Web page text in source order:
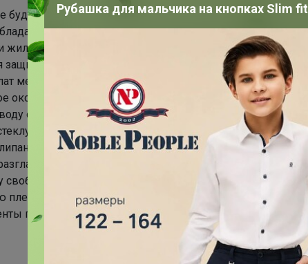
будут выгорать, а ваши любимые комнатные
тонирующим свойством. Предназначена
жилые помещения от нагрева солнечными
защиты помещения от нагревания солнечными
металлизированный 60Х300см. 2 способа
оконное стекло с внутренней стороны
с помощью распылителя или обильно
раскатайте рулон внутренней зеркальной
Установите нужное положение пленки
морщинки с середины к краям.
рукой во избежания смещения. По
Стекло приобретает зеркальный
пленка крепится к раме.
Рубашка для мальчика на кнопках Slim fit